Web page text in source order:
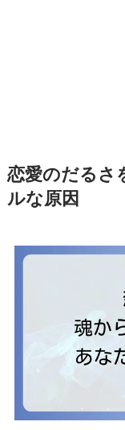
恋愛のだるさ
ルな原因